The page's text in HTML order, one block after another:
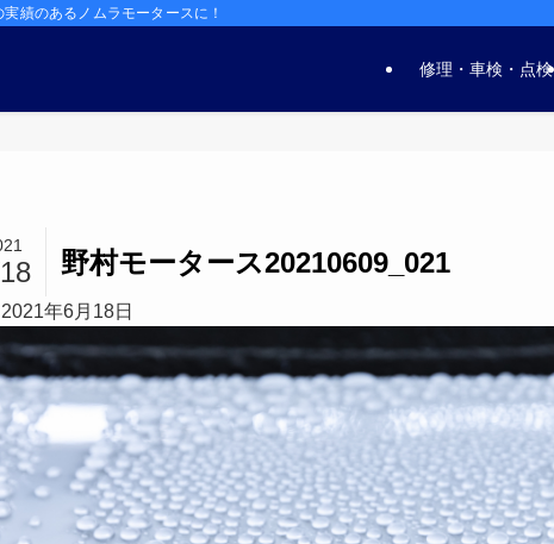
績のあるノムラモータースに！
修理・車検・点検
野村モータース20210609_021
2021年6月18日